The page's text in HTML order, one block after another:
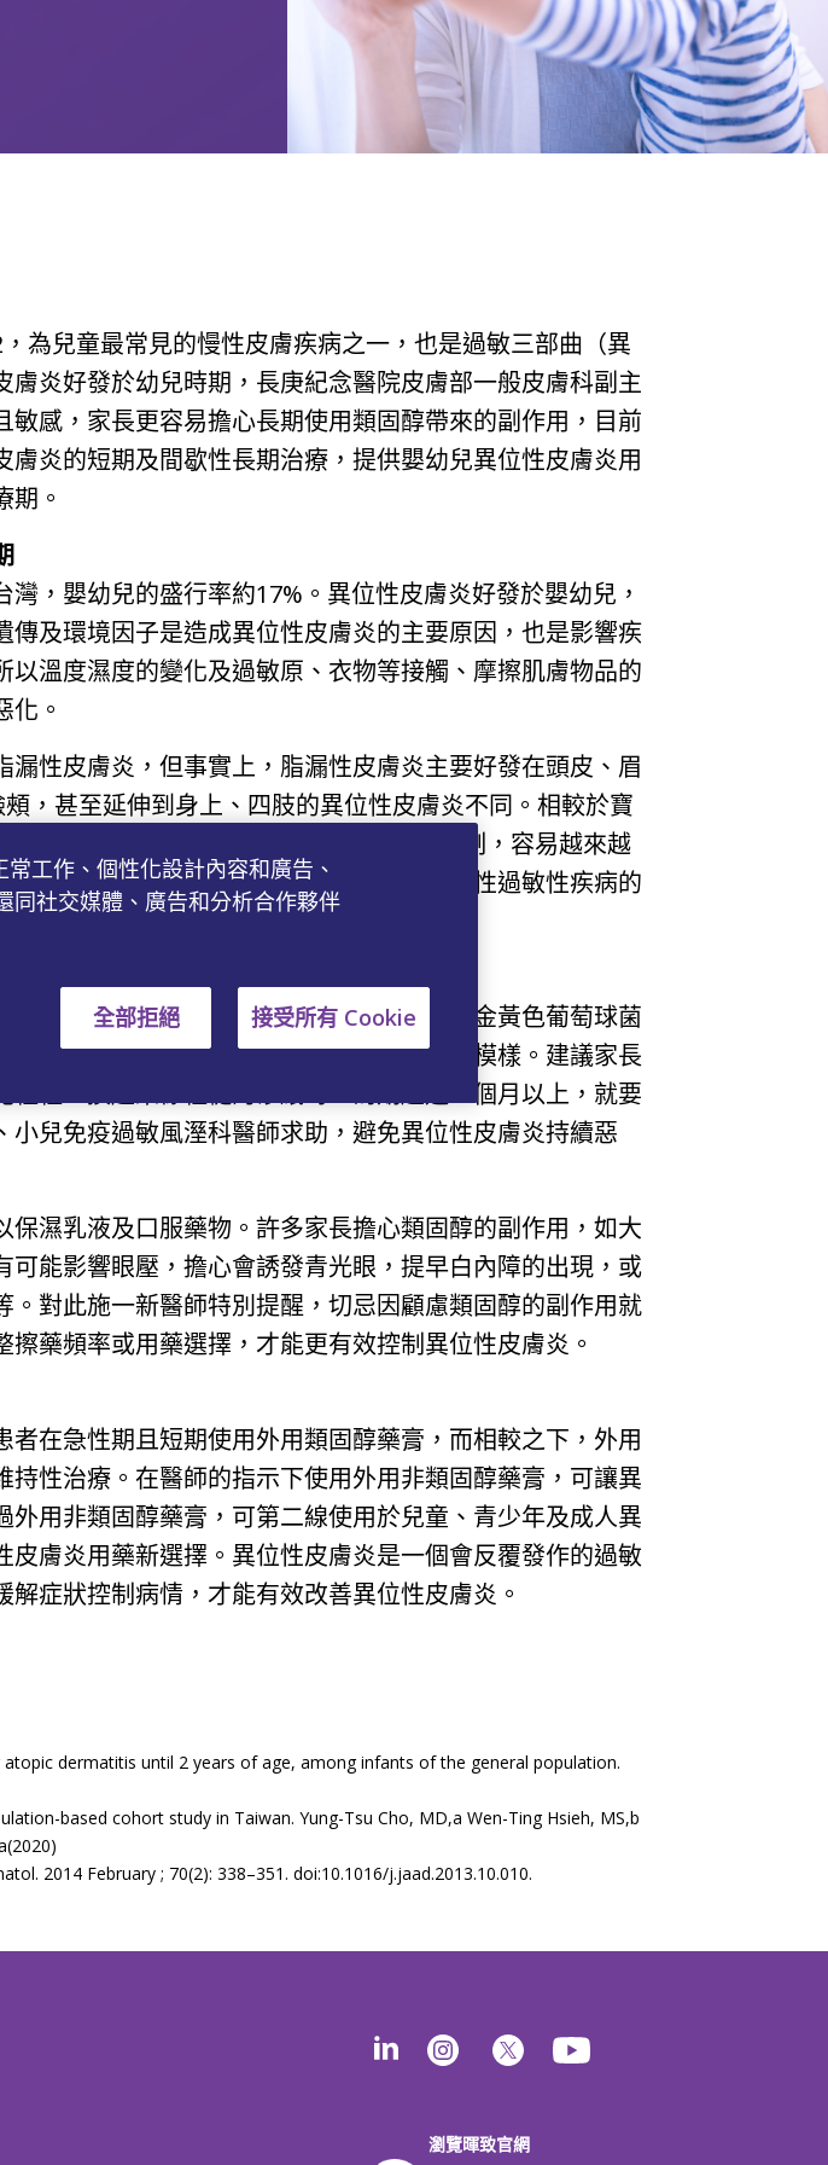
為兒童最常見的慢性皮膚疾病之一，也是過敏三部曲（異
炎好發於幼兒時期，長庚紀念醫院皮膚部一般皮膚科副主
感，家長更容易擔心長期使用類固醇帶來的副作用，目前
炎的短期及間歇性長期治療，提供嬰幼兒異位性皮膚炎用
期。
，嬰幼兒的盛行率約17%。異位性皮膚炎好發於嬰幼兒，
及環境因子是造成異位性皮膚炎的主要原因，也是影響疾
溫度濕度的變化及過敏原、衣物等接觸、摩擦肌膚物品的
化。
性皮膚炎，但事實上，脂漏性皮膚炎主要好發在頭皮、眉
，甚至延伸到身上、四肢的異位性皮膚炎不同。相較於寶
金治療期為兩歲以前1，如果沒有好好控制，容易越來越
更複雜，甚至走向氣喘、過敏性鼻炎等慢性過敏性疾病的
外，已發炎到非常嚴重，同時還有明顯的金黃色葡萄球菌
在經過治療後，已經恢復原本白白淨淨的模樣。建議家長
粗，摸起來像粗糙的砂紙時，為期超過三個月以上，就要
兒免疫過敏風溼科醫師求助，避免異位性皮膚炎持續惡
濕乳液及口服藥物。許多家長擔心類固醇的副作用，如大
能影響眼壓，擔心會誘發青光眼，提早白內障的出現，或
對此施一新醫師特別提醒，切忌因顧慮類固醇的副作用就
藥頻率或用藥選擇，才能更有效控制異位性皮膚炎。
在急性期且短期使用外用類固醇藥膏，而相較之下，外用
性治療。在醫師的指示下使用外用非類固醇藥膏，可讓異
用非類固醇藥膏，可第二線使用於兒童、青少年及成人異
膚炎用藥新選擇。異位性皮膚炎是一個會反覆發作的過敏
症狀控制病情，才能有效改善異位性皮膚炎。
dermatitis until 2 years of age, among infants of the general population.
based cohort study in Taiwan. Yung-Tsu Cho, MD,a Wen-Ting Hsieh, MS,b
2014 February ; 70(2): 338–351. doi:10.1016/j.jaad.2013.10.010.
瀏覽暉致官網
工作、個性化設計內容和廣告、
同社交媒體、廣告和分析合作夥伴
全部拒絕 接受所有 Cookie